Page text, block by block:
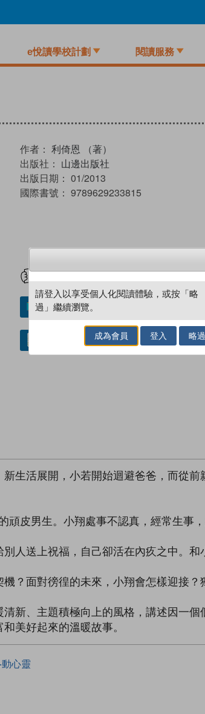
e悅讀學校計劃 閱讀服務
作者： 利倚恩 （著）
出版社： 山邊出版社
出版日期： 01/2013
國際書號： 9789629233815
加入／閱讀電子書 購
借閱實體書
生活展開，小若開始迴避爸爸，而從
頑皮男生。小翔處事不認真，經常生
人送上祝福，自己卻活在內疚之中。
？面對徬徨的未來，小翔會怎樣迎接
新、主題積極向上的風格，講述因一
美好起來的溫暖故事。
動心靈
請登入以享受個人化閱讀體驗，或按「略
過」繼續瀏覽。
成為會員 登入 略過